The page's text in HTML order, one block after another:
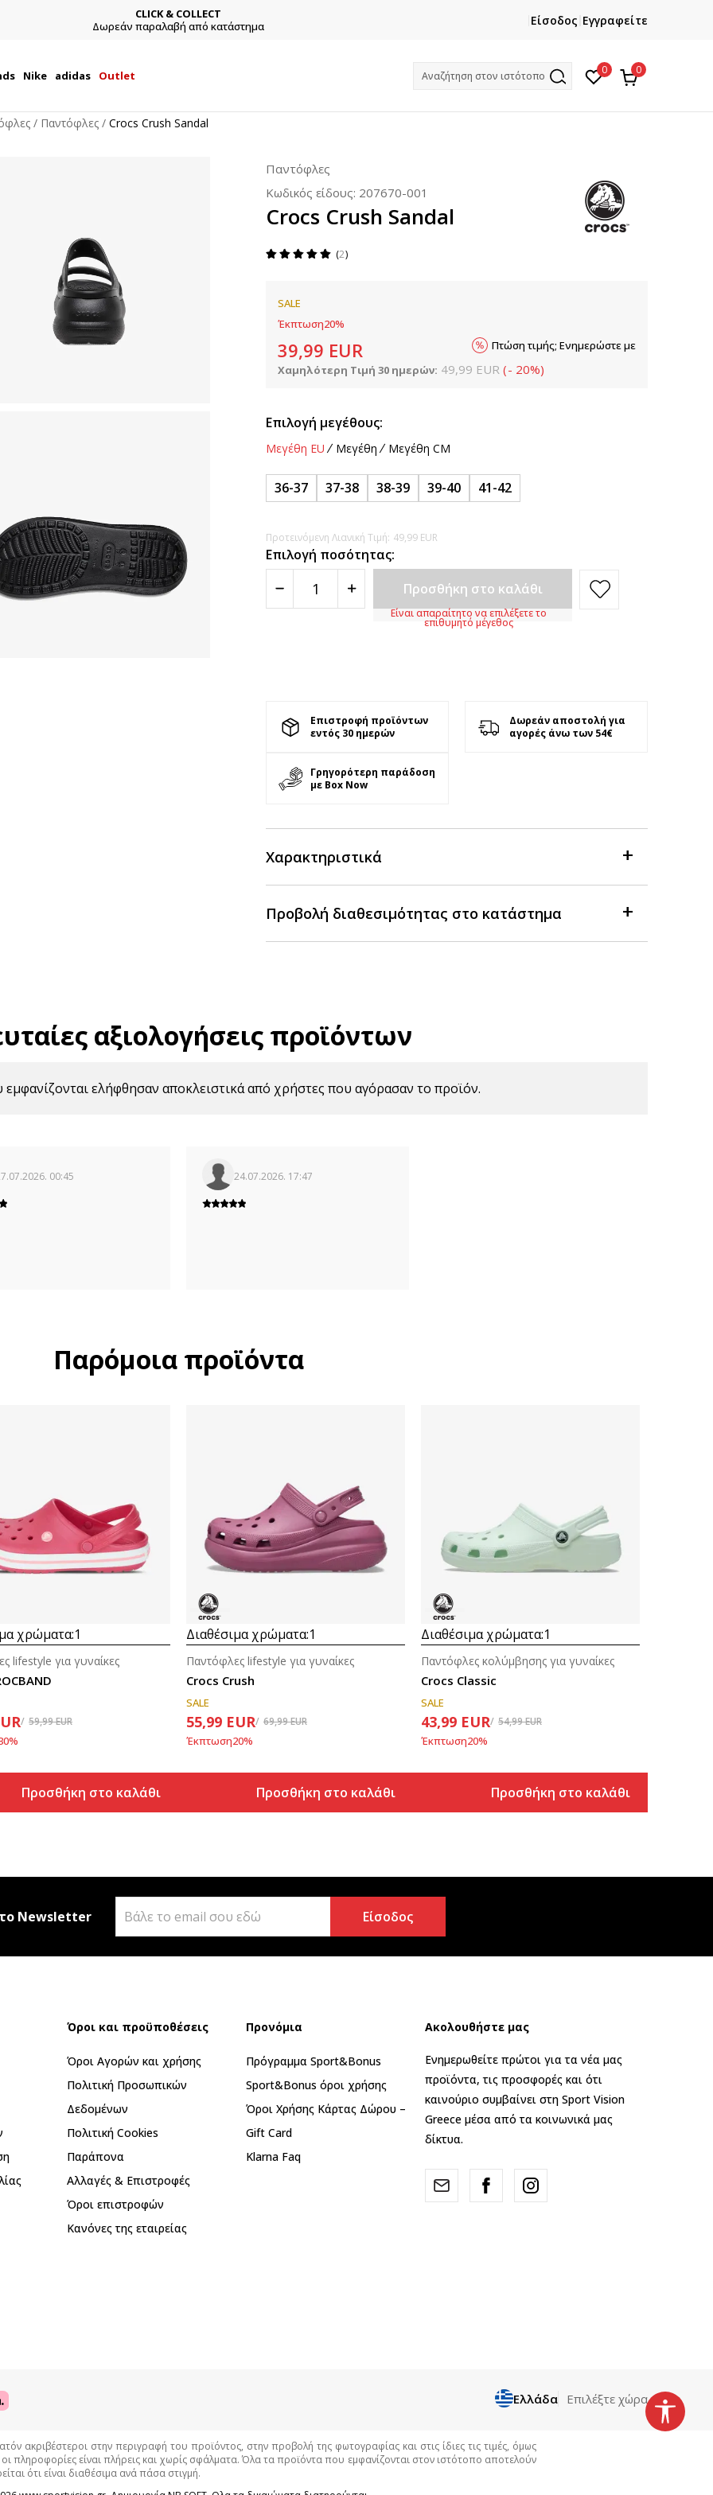
παραλαβή από κατάστημα
Και κερδίστε -10% με την πρώτη σας αγορά!
ΧΡΕΙΑΖΕΣΤΕ ΒΟΗΘΕΙΑ ΜΕ ΤΗΝ
Καλέστε μας στο
Είσοδος Εγγραφείτε
Nike adidas Outlet Αναζήτηση στον ιστότοπο 0 0
Παντόφλες Crocs Crush Sandal
Παντόφλες
Κωδικός είδους: 207670-001
Crocs Crush Sandal
2
SALE
Έκπτωση20%
39,99 EUR
Χαμηλότερη Τιμή 30 ημερών: 49,99 EUR (- 20%)
Πτώση τιμής; Ενημερώστε με
Επιλογή μεγέθους:
Μεγέθη EU Μεγέθη Μεγέθη CM
36-37 37-38 38-39 39-40 41-42
Προτεινόμενη Λιανική Τιμή: 49,99 EUR
Επιλογή ποσότητας:
Προσθήκη στο καλάθι
Είναι απαραίτητο να επιλέξετε το
επιθυμητό μέγεθος
Επιστροφή προϊόντων
εντός 30 ημερών
Δωρεάν αποστολή για
αγορές άνω των 54€
Γρηγορότερη παράδοση
με Box Now
Χαρακτηριστικά
Προβολή διαθεσιμότητας στο κατάστημα
αξιολογήσεις προϊόντων
εμφανίζονται ελήφθησαν αποκλειστικά από χρήστες που αγόρασαν το προϊόν.
00:45 24.07.2026. 17:47
Παρόμοια προϊόντα
χρώματα:1
lifestyle για γυναίκες
59,99EUR
%
Προσθήκη στο καλάθι
Διαθέσιμα χρώματα:1
Crocs Crush
Παντόφλες lifestyle για γυναίκες
SALE
55,99 EUR 69,99EUR
Έκπτωση20%
Προσθήκη στο καλάθι
Διαθέσιμα χρώματα:1
Crocs Classic
Παντόφλες κολύμβησης για γυναίκες
SALE
43,99 EUR 54,99EUR
Έκπτωση20%
Προσθήκη στο καλάθι
Newsletter Είσοδος
Όροι και προϋποθέσεις
Όροι Αγορών και χρήσης
Πολιτική Προσωπικών
Δεδομένων
Πολιτική Cookies
Παράπονα
Αλλαγές & Επιστροφές
Όροι επιστροφών
Κανόνες της εταιρείας
Προνόμια
Πρόγραμμα Sport&Bonus
Sport&Bonus όροι χρήσης
Όροι Χρήσης Κάρτας Δώρου –
Gift Card
Klarna Faq
Ακολουθήστε μας
Ενημερωθείτε πρώτοι για τα νέα μας
προϊόντα, τις προσφορές και ότι
καινούριο συμβαίνει στη Sport Vision
Greece μέσα από τα κοινωνικά μας
δίκτυα.
Ελλάδα Επιλέξτε χώρα
ακριβέστεροι στην περιγραφή του προϊόντος, στην προβολή της φωτογραφίας και στις ίδιες τις τιμές, όμως
πληροφορίες είναι πλήρεις και χωρίς σφάλματα. Όλα τα προϊόντα που εμφανίζονται στον ιστότοπο αποτελούν
ότι είναι διαθέσιμα ανά πάσα στιγμή.